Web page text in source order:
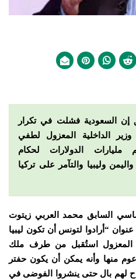
إن السعودية فشلت في تكرار
الداخلية المعزول لطفي
مليارات الدولارات لحكام
وليبيا والتآمر على تركيا
السابق محمد العربي زيتوت
“أرادوا لتونس أن تكون ليبيا
المعزول استُقبل من طرف ملك
منها وأنه يمكن أن يكون حفتر
لهم بال حتى ينشروا الفوضى في